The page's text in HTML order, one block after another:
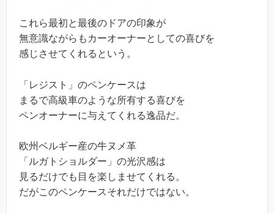
これら最初と最後のドアの印象が
無意識ながらもカーオーナーとしての喜びを
感じさせてくれるという。
「レジスト」のペンケースは
まるで高級車のような所有する喜びを
ペンオーナーに与えてくれる逸品だ。
欧州ベルギー産の牛ヌメ革
「ルガトショルダー」の光沢感は
見るだけでも目を楽しませてくれる。
だがこのペンケースそれだけではない。